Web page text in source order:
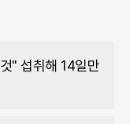
" 섭취해 14일만